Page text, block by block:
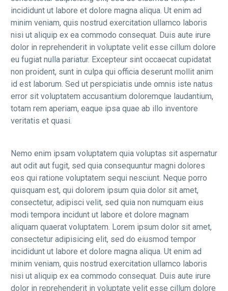
incididunt ut labore et dolore magna aliqua. Ut enim ad
minim veniam, quis nostrud exercitation ullamco laboris
nisi ut aliquip ex ea commodo consequat. Duis aute irure
dolor in reprehenderit in voluptate velit esse cillum dolore
eu fugiat nulla pariatur. Excepteur sint occaecat cupidatat
non proident, sunt in culpa qui officia deserunt mollit anim
id est laborum. Sed ut perspiciatis unde omnis iste natus
error sit voluptatem accusantium doloremque laudantium,
totam rem aperiam, eaque ipsa quae ab illo inventore
veritatis et quasi.
Nemo enim ipsam voluptatem quia voluptas sit aspernatur
aut odit aut fugit, sed quia consequuntur magni dolores
eos qui ratione voluptatem sequi nesciunt. Neque porro
quisquam est, qui dolorem ipsum quia dolor sit amet,
consectetur, adipisci velit, sed quia non numquam eius
modi tempora incidunt ut labore et dolore magnam
aliquam quaerat voluptatem. Lorem ipsum dolor sit amet,
consectetur adipisicing elit, sed do eiusmod tempor
incididunt ut labore et dolore magna aliqua. Ut enim ad
minim veniam, quis nostrud exercitation ullamco laboris
nisi ut aliquip ex ea commodo consequat. Duis aute irure
dolor in reprehenderit in voluptate velit esse cillum dolore